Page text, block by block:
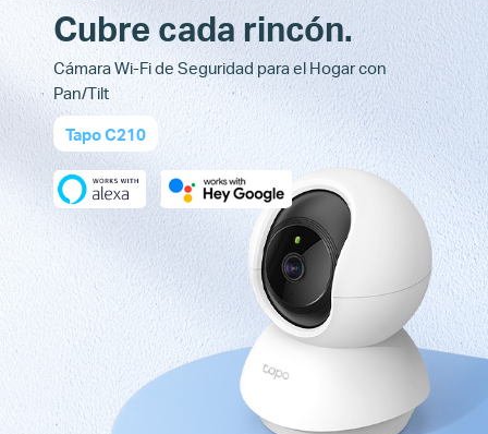
Cubre cada rincón.
Cámara Wi-Fi de Seguridad para el Hogar con
Pan/Tilt
Tapo C210